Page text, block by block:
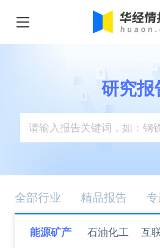
研究报
全部行业 精品报告
能源矿产 石油化工
互